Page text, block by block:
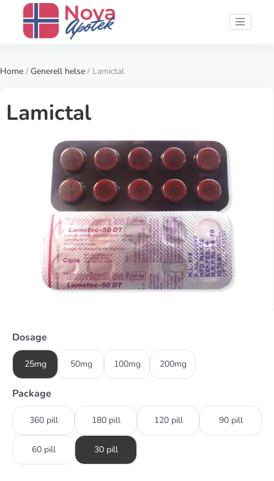
Home / Generell helse / Lamictal
Lamictal
Dosage
25mg 50mg 100mg 200mg
Package
360 pill 180 pill 120 pill 90 pill
60 pill 30 pill